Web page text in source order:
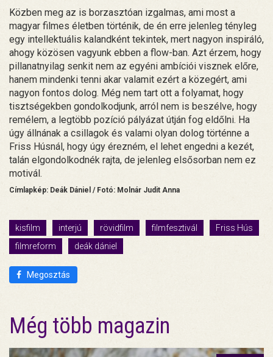
Közben meg az is borzasztóan izgalmas, ami most a
magyar filmes életben történik, de én erre jelenleg tényleg
egy intellektuális kalandként tekintek, mert nagyon inspiráló,
ahogy közösen vagyunk ebben a flow-ban. Azt érzem, hogy
pillanatnyilag senkit nem az egyéni ambíciói visznek előre,
hanem mindenki tenni akar valamit ezért a közegért, ami
nagyon fontos dolog. Még nem tart ott a folyamat, hogy
tisztségekben gondolkodjunk, arról nem is beszélve, hogy
remélem, a legtöbb pozíció pályázat útján fog eldőlni. Ha
úgy állnának a csillagok és valami olyan dolog történne a
Friss Húsnál, hogy úgy érezném, el lehet engedni a kezét,
talán elgondolkodnék rajta, de jelenleg elsősorban nem ez
motivál.
Címlapkép: Deák Dániel / Fotó: Molnár Judit Anna
kisfilm interjú rövidfilm filmfesztivál
Friss Hús
filmreform
deák dániel
Megosztás
Még több magazin